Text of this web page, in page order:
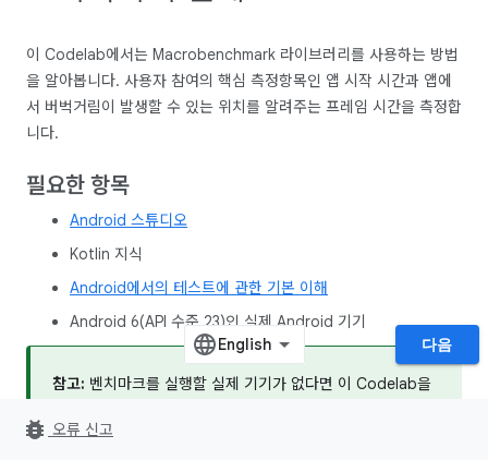
이 Codelab에서는 Macrobenchmark 라이브러리를 사용하는 방법
을 알아봅니다. 사용자 참여의 핵심 측정항목인 앱 시작 시간과 앱에
서 버벅거림이 발생할 수 있는 위치를 알려주는 프레임 시간을 측정합
니다.
필요한 항목
Android 스튜디오
Kotlin 지식
Android에서의 테스트에 관한 기본 이해
Android 6(API 수준 23)인 실제 Android 기기
참고: 벤치마크를 실행할 실제 기기가 없다면 이 Codelab을
능과 벤치마크 수치는 실제 기기를 나타내지 않습니다. 에뮬
다음
bug_report 오류 신고